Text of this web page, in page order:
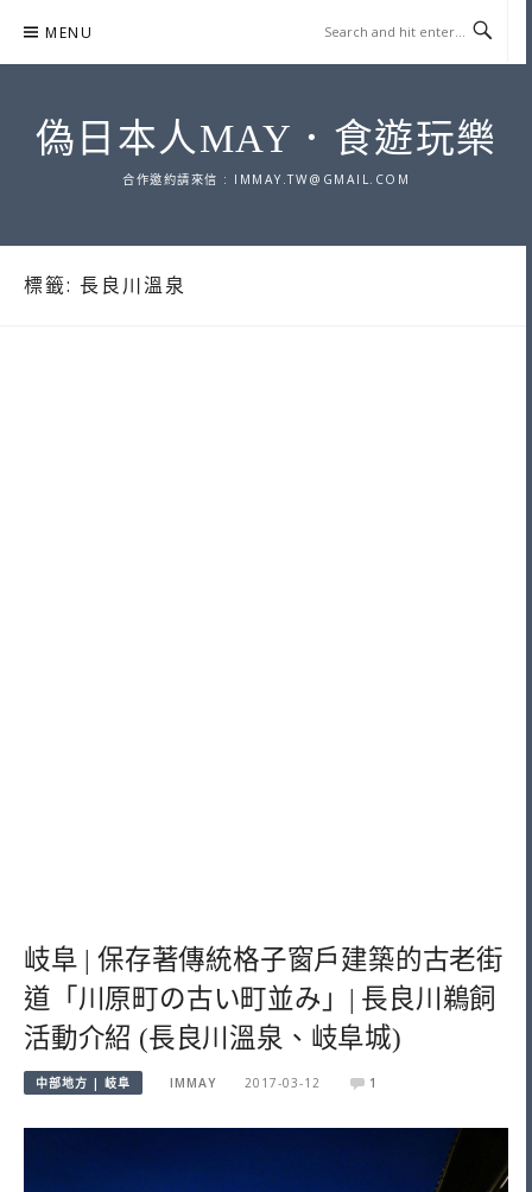
content
MENU
偽日本人MAY．食遊玩樂
合作邀約請來信 : IMMAY.TW@GMAIL.COM
標籤: 長良川溫泉
岐阜 | 保存著傳統格子窗戶建築的古老街
道「川原町の古い町並み」| 長良川鵜飼
活動介紹 (長良川溫泉、岐阜城)
中部地方 | 岐阜 IMMAY 2017-03-12 1